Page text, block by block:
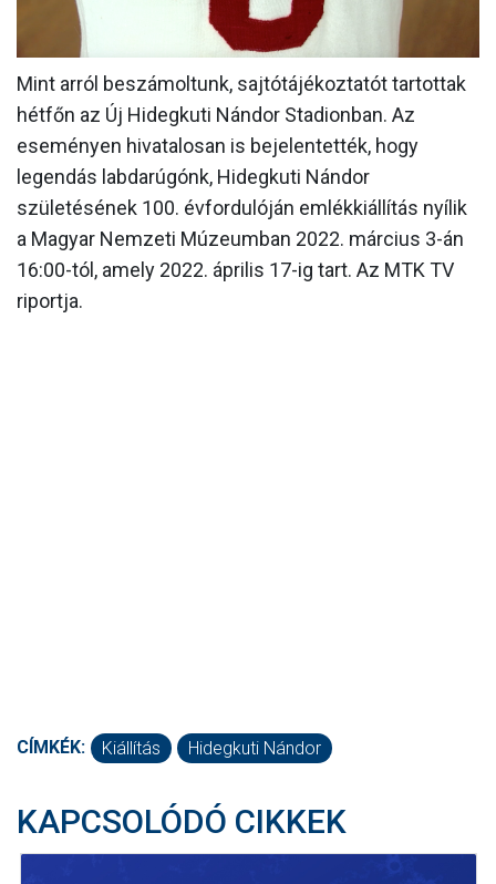
SZURKOLÓI ÉLMÉNYEK
AKKREDITÁCIÓ
Mint arról beszámoltunk, sajtótájékoztatót tartottak
hétfőn az Új Hidegkuti Nándor Stadionban. Az
eseményen hivatalosan is bejelentették, hogy
legendás labdarúgónk, Hidegkuti Nándor
születésének 100. évfordulóján emlékkiállítás nyílik
a Magyar Nemzeti Múzeumban 2022. március 3-án
16:00-tól, amely 2022. április 17-ig tart. Az MTK TV
riportja.
CÍMKÉK: Kiállítás Hidegkuti Nándor
KAPCSOLÓDÓ CIKKEK